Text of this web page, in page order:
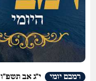
י"ג אב תשפ"ו רמבם יומי